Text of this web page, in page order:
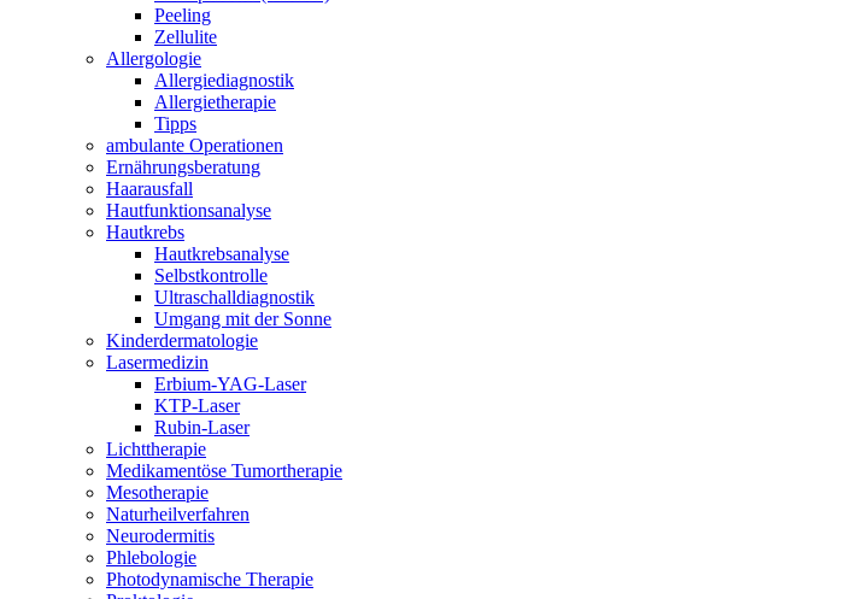
Peeling
Zellulite
Allergologie
Allergiediagnostik
Allergietherapie
Tipps
ambulante Operationen
Ernährungsberatung
Haarausfall
Hautfunktionsanalyse
Hautkrebs
Hautkrebsanalyse
Selbstkontrolle
Ultraschalldiagnostik
Umgang mit der Sonne
Kinderdermatologie
Lasermedizin
Erbium-YAG-Laser
KTP-Laser
Rubin-Laser
Lichttherapie
Medikamentöse Tumortherapie
Mesotherapie
Naturheilverfahren
Neurodermitis
Phlebologie
Photodynamische Therapie